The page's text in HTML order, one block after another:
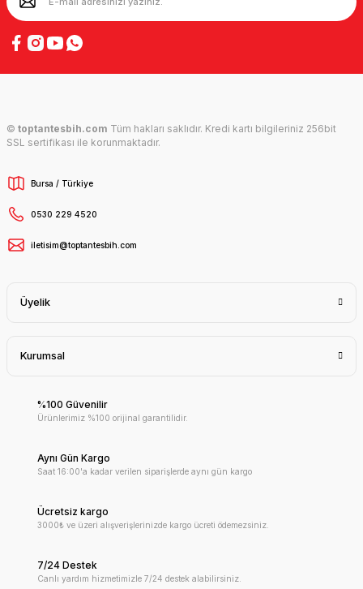
© toptantesbih.com Tüm hakları saklıdır. Kredi kartı bilgileriniz 256bit
SSL sertifikası ile korunmaktadır.
Bursa / Türkiye
0530 229 4520
iletisim@toptantesbih.com
Üyelik
Kurumsal
%100 Güvenilir
Ürünlerimiz %100 orijinal garantilidir.
Aynı Gün Kargo
Saat 16:00'a kadar verilen siparişlerde aynı gün kargo
Ücretsiz kargo
3000₺ ve üzeri alışverişlerinizde kargo ücreti ödemezsiniz.
7/24 Destek
Canlı yardım hizmetimizle 7/24 destek alabilirsiniz.